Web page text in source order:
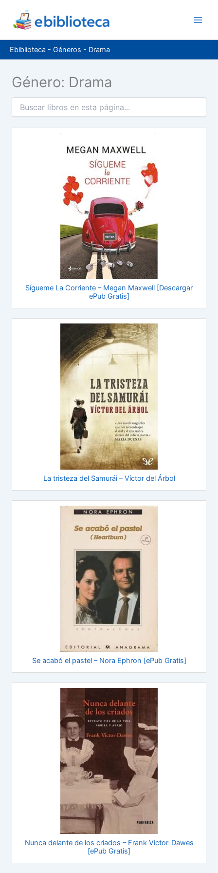
contenido
Ebiblioteca - Géneros - Drama
Género: Drama
Sígueme La Corriente – Megan Maxwell [Descargar
ePub Gratis]
La tristeza del Samurái – Víctor del Árbol
Se acabó el pastel – Nora Ephron [ePub Gratis]
Nunca delante de los criados – Frank Victor-Dawes
[ePub Gratis]